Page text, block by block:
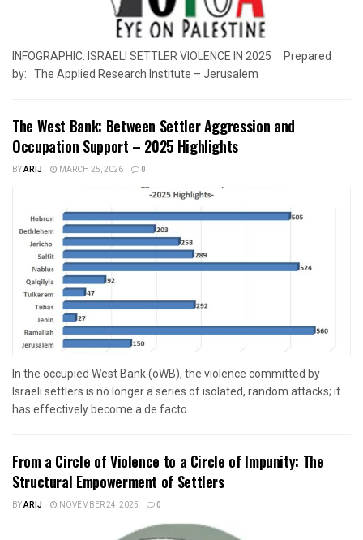
INFOGRAPHIC: ISRAELI SETTLER VIOLENCE IN 2025 Prepared
by: The Applied Research Institute – Jerusalem
The West Bank: Between Settler Aggression and
Occupation Support – 2025 Highlights
BYARIJ MARCH 25, 2026 0
In the occupied West Bank (oWB), the violence committed by
Israeli settlers is no longer a series of isolated, random attacks; it
has effectively become a de facto...
From a Circle of Violence to a Circle of Impunity: The
Structural Empowerment of Settlers
BYARIJ NOVEMBER 24, 2025 0